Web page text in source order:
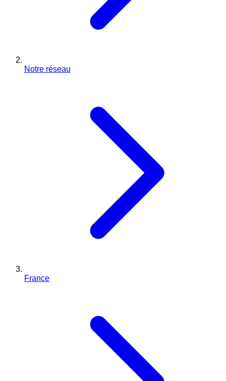
Notre réseau
France